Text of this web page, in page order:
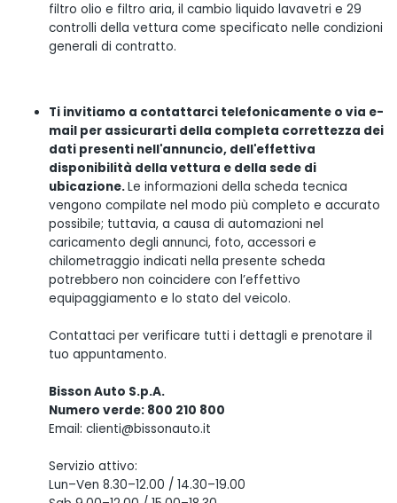
filtro olio e filtro aria, il cambio liquido lavavetri e 29
controlli della vettura come specificato nelle condizioni
generali di contratto.
Ti invitiamo a contattarci telefonicamente o via e-
mail per assicurarti della completa correttezza dei
dati presenti nell'annuncio, dell'effettiva
disponibilità della vettura e della sede di
ubicazione.Le informazioni della scheda tecnica
vengono compilate nel modo più completo e accurato
possibile; tuttavia, a causa di automazioni nel
caricamento degli annunci, foto, accessori e
chilometraggio indicati nella presente scheda
potrebbero non coincidere con l’effettivo
equipaggiamento e lo stato del veicolo.
Contattaci per verificare tutti i dettagli e prenotare il
tuo appuntamento.
Bisson Auto S.p.A.
Numero verde: 800 210 800
Email: clienti@bissonauto.it
Servizio attivo:
Lun–Ven 8.30–12.00 / 14.30–19.00